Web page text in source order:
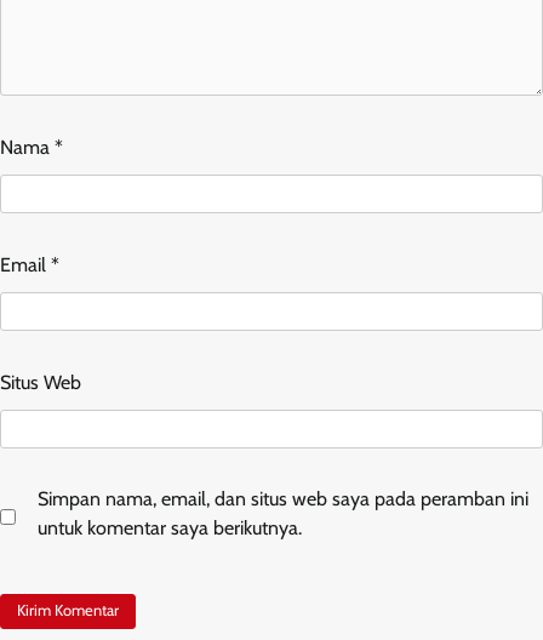
Nama *
Email *
Situs Web
Simpan nama, email, dan situs web saya pada peramban ini
untuk komentar saya berikutnya.